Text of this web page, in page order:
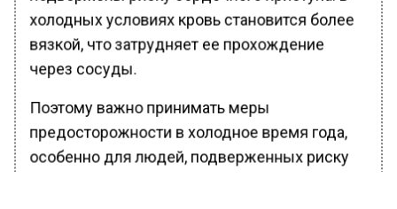
холодных условиях кровь становится более
вязкой, что затрудняет ее прохождение
через сосуды.
Поэтому важно принимать меры
предосторожности в холодное время года,
особенно для людей, подверженных риску